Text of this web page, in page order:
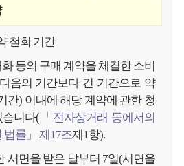
철회 기간
등의 구매 계약을 체결한 소비
음의 기간보다 긴 기간으로 약
간) 이내에 해당 계약에 관한 청
니다( 「전자상거래 등에서의
법률」 제17조제1항).
서면을 받은 날부터 7일(서면을